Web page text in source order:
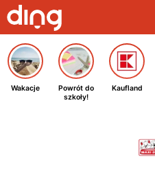
Wakacje
Powrót do
szkoły!
Kaufland